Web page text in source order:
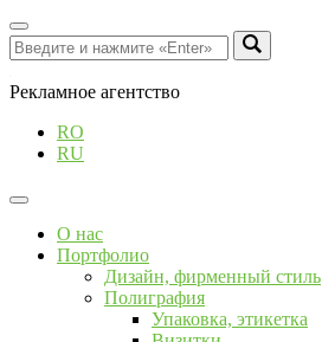
Рекламное агентство
RO
RU
О нас
Портфолио
Дизайн, фирменный стиль
Полиграфия
Упаковка, этикетка